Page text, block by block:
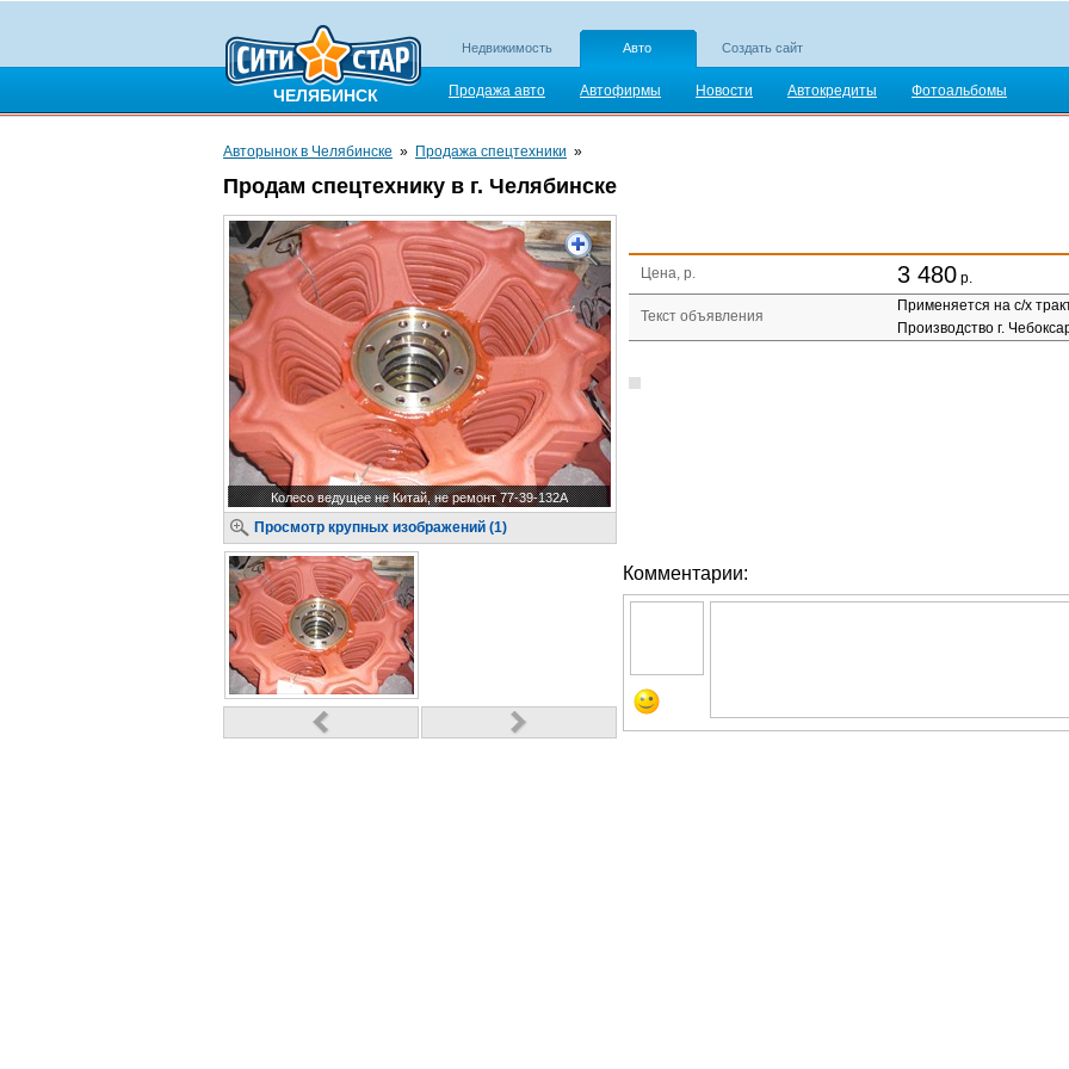
ЧЕЛЯБИНСК
Недвижимость Авто Создать сайт
Продажа авто Автофирмы Новости Автокредиты Фотоальбомы
Авторынок в Челябинске » Продажа спецтехники »
Продам спецтехнику в г. Челябинске
Колесо ведущее не Китай, не ремонт 77-39-132А
Просмотр крупных изображений (1)
Цена, р. 3 480 р.
Текст объявления
Применяется на с/х
Производство г.
Комментарии: